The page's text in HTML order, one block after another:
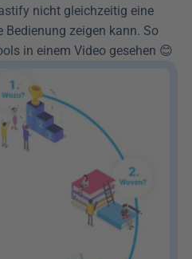
nicht gleichzeitig eine
zeigen kann. So
in einem Video gesehen 😊